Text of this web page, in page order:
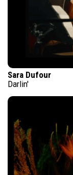
Sara Dufour
Darlin'